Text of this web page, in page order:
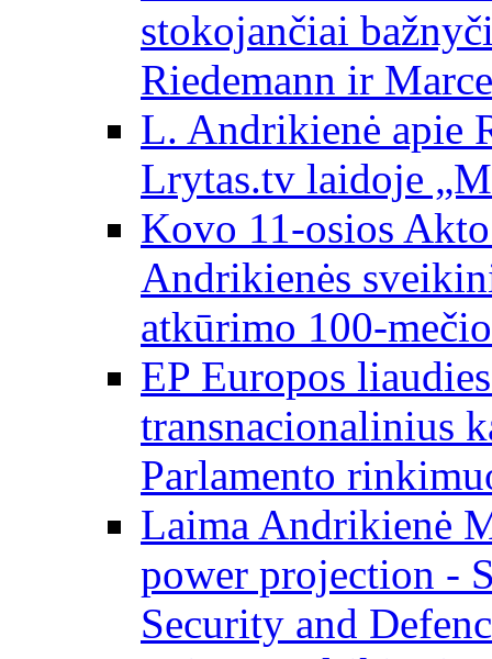
stokojančiai
Riedemann ir
L. Andrikienė apie
Lrytas.tv laidoje
Kovo 11-osios
Andrikienės
atkūrimo 100-
EP Europos
transnacionalinius
Parlamento
Laima Andrikienė
power projection -
Security and